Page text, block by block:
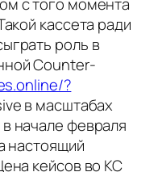
с того момента
кассета ради
роль в
Counter-
?
в масштабах
начале февраля
настоящий
кейсов во КС